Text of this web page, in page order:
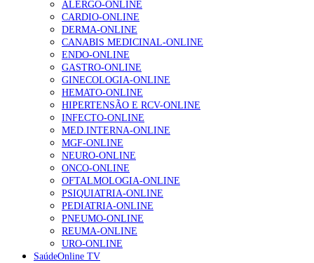
202 visualizações
Alguns milhares de utentes podem ficar sem médico de
família com nova regras do registo, alerta associação
155 visualizações
1.º Episódio do Podcast “Frequência Cardio – Sintoniza-
te na Insuficiência Cardíaca” da Bayer
99 visualizações
“Os programas de rastreio do cancro do pulmão são
custo-efetivos e representam um investimento
sustentável para os sistemas de saúde”
88 visualizações
ALERGO-ONLINE
CARDIO-ONLINE
DERMA-ONLINE
CANABIS MEDICINAL-ONLINE
ENDO-ONLINE
GASTRO-ONLINE
GINECOLOGIA-ONLINE
HEMATO-ONLINE
HIPERTENSÃO E RCV-ONLINE
INFECTO-ONLINE
MED.INTERNA-ONLINE
MGF-ONLINE
NEURO-ONLINE
ONCO-ONLINE
OFTALMOLOGIA-ONLINE
PSIQUIATRIA-ONLINE
PEDIATRIA-ONLINE
PNEUMO-ONLINE
REUMA-ONLINE
URO-ONLINE
SaúdeOnline TV